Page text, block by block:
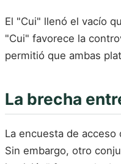
El "Cui" llenó el vacío
"Cui" favorece la
permitió que ambas
La brecha
La encuesta de
Sin embargo, otro